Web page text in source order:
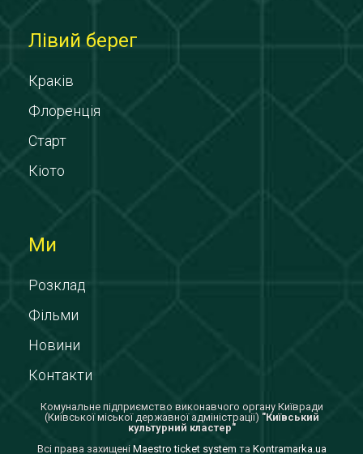
Лівий берег
Краків
Флоренція
Старт
Кіото
Ми
Розклад
Фільми
Новини
Контакти
Комунальне підприємство виконавчого органу Київради
(Київської міської державної адміністрації) "Київський
культурний кластер"
Всi права захищенi Maestro ticket system та Kontramarka.ua